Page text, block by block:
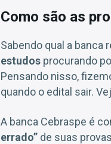
Como são as
Sabendo qual a banca
estudos procurando
Pensando nisso,
quando o edital sair.
A banca Cebraspe é
errado” de suas